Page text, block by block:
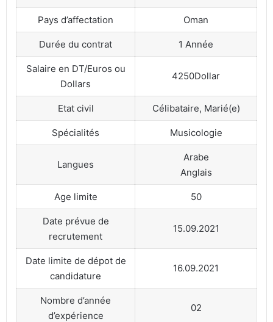
Pays d’affectation Oman
Durée du contrat 1 Année
Salaire en DT/Euros ou
Dollars
4250Dollar
Etat civil Célibataire, Marié(e)
Spécialités Musicologie
Langues
Arabe
Anglais
Age limite 50
Date prévue de
recrutement
15.09.2021
Date limite de dépot de
candidature
16.09.2021
Nombre d’année
d’expérience
02